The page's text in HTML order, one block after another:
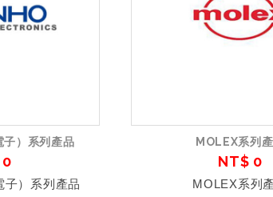
）系列產品
）系列產品
MOLEX系列
NT$ 0
MOLEX系列